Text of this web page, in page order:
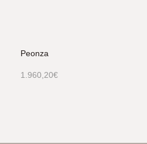
Peonza
1.960,20€